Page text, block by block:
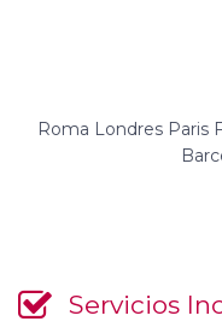
Roma Londres Paris
Servicios